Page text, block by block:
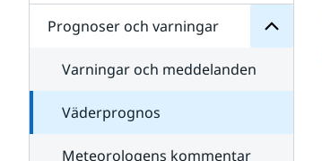
Prognoser och varningar
Varningar och meddelanden
Väderprognos
Meteorologens kommentar